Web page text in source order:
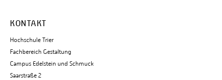
KONTAKT
Hochschule Trier
Fachbereich Gestaltung
Campus Edelstein und Schmuck
Saarstraße 2